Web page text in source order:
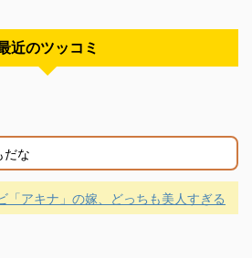
近のツッコミ
だな
「アキナ」の嫁、どっちも美人すぎる